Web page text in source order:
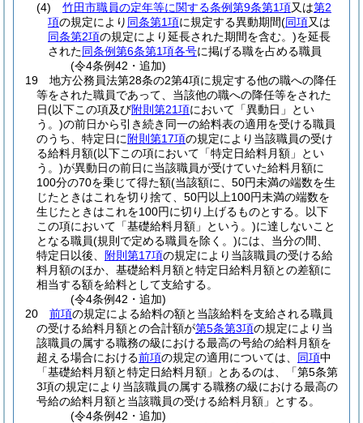
(4)
竹田市職員の定年等に関する条例第9条第1項又は第2
項の規定により 同条第1項に規定する異動期間(同項又は
同条第2項の規定により延長された期間を含む。)を延長
された同条例第6条第1項各号に掲げる職を占める職員
(令4条例42・追加)
19
地方公務員法第28条の2第4項に規定する他の職への降任
等をされた職員であって、当該他の職への降任等をされた
日(以下この項及び附則第21項において「異動日」とい
う。)の前日から引き続き同一の給料表の適用を受ける職員
のうち、特定日に 附則第17項の規定により当該職員の受け
る給料月額(以下この項において「特定日給料月額」とい
う。)が異動日の前日に当該職員が受けていた給料月額に
100分の70を乗じて得た額(当該額に、50円未満の端数を生
じたときはこれを切り捨て、50円以上100円未満の端数を
生じたときはこれを100円に切り上げるものとする。以下
この項において「基礎給料月額」という。)に達しないこと
となる職員(規則で定める職員を除く。)には、当分の間、
特定日以後、
附則第17項の規定により当該職員の受ける給
料月額のほか、基礎給料月額と特定日給料月額との差額に
相当する額を給料として支給する。
(令4条例42・追加)
20
前項の規定による給料の額と当該給料を支給される職員
の受ける給料月額との合計額が第5条第3項の規定により当
該職員の属する職務の級における最高の号給の給料月額を
超える場合における前項の規定の適用については、 同項中
「基礎給料月額と特定日給料月額」とあるのは、「第5条第
3項の規定により当該職員の属する職務の級における最高の
号給の給料月額と当該職員の受ける給料月額」とする。
(令4条例42・追加)